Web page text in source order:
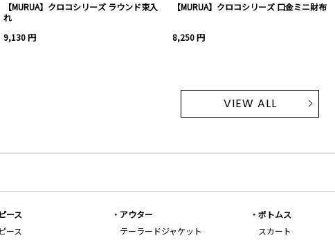
【MURUA】クロコシリーズ ラウンド束入
れ
9,130 円
【MURUA】クロコシリーズ 口金ミニ財布
8,250 円
VIEW ALL
ース
ース
アウター
テーラードジャケット
ボトムス
スカート